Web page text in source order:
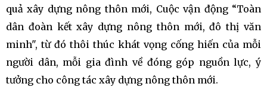
quả xây dựng nông thôn mới, Cuộc vận động “Toàn
dân đoàn kết xây dựng nông thôn mới, đô thị văn
minh", từ đó thôi thúc khát vọng cống hiến của mỗi
người dân, mỗi gia đình về đóng góp nguồn lực, ý
tưởng cho công tác xây dựng nông thôn mới.